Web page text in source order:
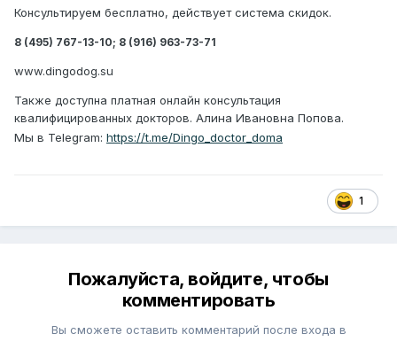
Консультируем бесплатно, действует система скидок.
8 (495) 767-13-10; 8 (916) 963-73-71
www.dingodog.su
Также доступна платная онлайн консультация
квалифицированных докторов. Алина Ивановна Попова.
Мы в Telegram: https://t.me/Dingo doctor doma
1
Пожалуйста, войдите, чтобы
комментировать
Вы сможете оставить комментарий после входа в